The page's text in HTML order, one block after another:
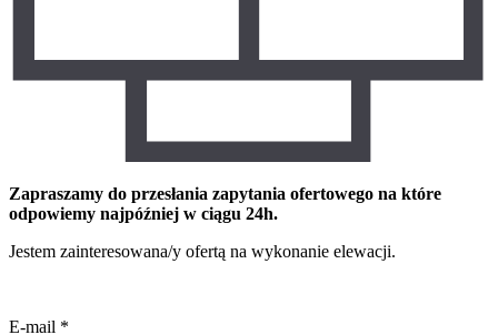
Zapraszamy do przesłania zapytania ofertowego na które
odpowiemy najpóźniej w ciągu 24h.
Jestem zainteresowana/y ofertą na wykonanie elewacji.
E-mail *